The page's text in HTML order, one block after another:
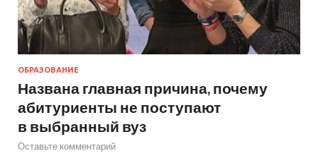
ОБРАЗОВАНИЕ
Названа главная причина, почему
абитуриенты не поступают
в выбранный вуз
Оставьте комментарий